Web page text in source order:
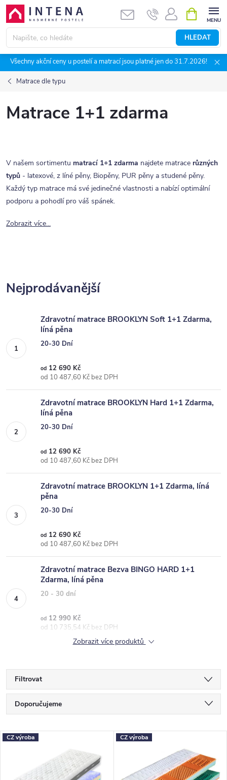
Přejít
obsah
HLEDAT
NÁKUPNÍ
KOŠÍK
Všechny akční ceny u postelí a matrací jsou platné jen do 31.7.2026!
Matrace dle typu
Matrace 1+1 zdarma
V našem sortimentu matrací 1+1 zdarma najdete matrace různých
typů - latexové, z líné pěny, Biopěny, PUR pěny a studené pěny.
Každý typ matrace má své jedinečné vlastnosti a nabízí optimální
podporu a pohodlí pro váš spánek.
Zobrazit více...
Nejprodávanější
Zdravotní matrace BROOKLYN Soft 1+1 Zdarma,
líná pěna
20-30 Dní
od 12 690 Kč
od 10 487,60 Kč bez DPH
Zdravotní matrace BROOKLYN Hard 1+1 Zdarma,
líná pěna
20-30 Dní
od 12 690 Kč
od 10 487,60 Kč bez DPH
Zdravotní matrace BROOKLYN 1+1 Zdarma, líná
pěna
20-30 Dní
od 12 690 Kč
od 10 487,60 Kč bez DPH
Zdravotní matrace Bezva BINGO HARD 1+1
Zdarma, líná pěna
20 - 30 dní
od 12 990 Kč
od 10 735,54 Kč bez DPH
Zobrazit více produktů
Filtrovat
a
z
Doporučujeme
Nejdražší
Nejprodávanější
V
CZ výroba CZ výroba